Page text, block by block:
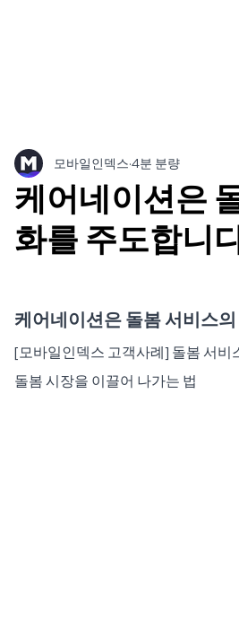
케어네이션은
화를 주도합니
모바일인덱스 4분 분량
케어네이션은 돌봄 서비스
[모바일인덱스 고객사례] 돌봄 서비
돌봄 시장을 이끌어 나가는 법